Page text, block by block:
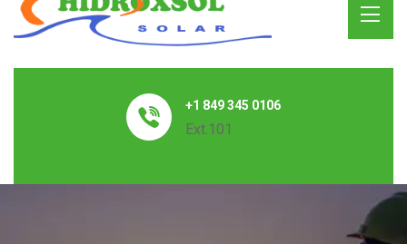
+1 849 345 0106
Ext.101